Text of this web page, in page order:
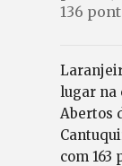
136
lugar na
Abertos
com 163